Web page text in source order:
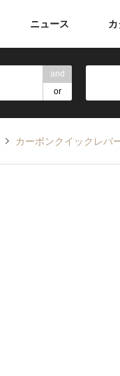
ニュース
and
or
カーボンクイックレバ